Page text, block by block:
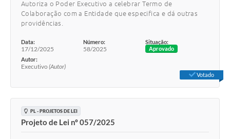
Autoriza o Poder Executivo a celebrar Termo de
Colaboração com a Entidade que especifica e dá outras
providências.
Data:
17/12/2025
Número:
58/2025
Situação:
Aprovado
Autor:
Executivo (Autor)
Votado
PL - PROJETOS DE LEI
Projeto de Lei nº 057/2025